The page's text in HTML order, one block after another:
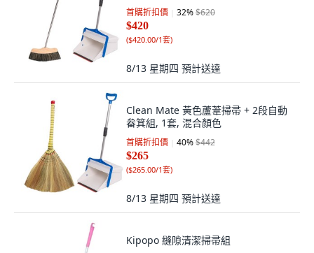
首購折扣價 32%$620
$420
($420.00/1套)
8/13 星期四 預計送達
Clean Mate 黃色蘆葦掃帚 + 2段自動
畚箕組, 1套, 混合顏色
首購折扣價 40%$442
$265
($265.00/1套)
8/13 星期四 預計送達
Kipopo 縫隙清潔掃帚組